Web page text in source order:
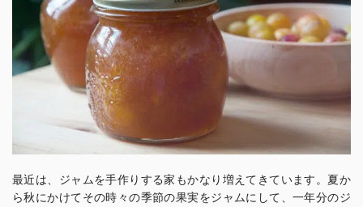
最近は、ジャムを手作りする家もかなり増えてきています。夏か
ら秋にかけてその時々の季節の果実をジャムにして、一年分のジ